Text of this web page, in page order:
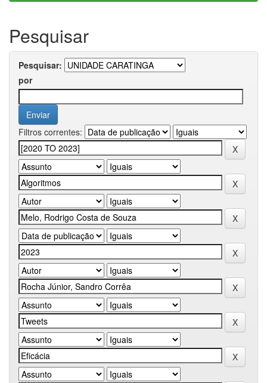
Pesquisar
Pesquisar:
por
Filtros correntes: